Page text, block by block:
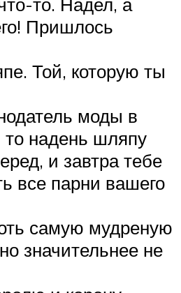
Пришлось
Той, которую ты
моды в
то надень шляпу
и завтра тебе
все парни вашего
самую мудреную
значительнее не